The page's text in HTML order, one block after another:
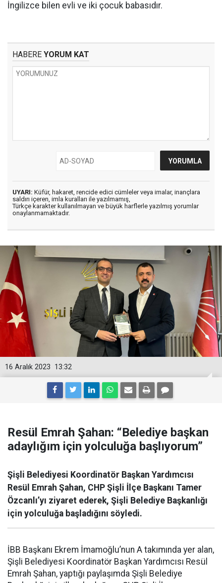
İngilizce bilen evli ve iki çocuk babasıdır.
HABERE YORUM KAT
UYARI: Küfür, hakaret, rencide edici cümleler veya imalar, inançlara
saldırı içeren, imla kuralları ile yazılmamış,
Türkçe karakter kullanılmayan ve büyük harflerle yazılmış yorumlar
onaylanmamaktadır.
13:32
16 Aralık 2023
Resül Emrah Şahan: “Belediye başkan
adaylığım için yolculuğa başlıyorum”
Şişli Belediyesi Koordinatör Başkan Yardımcısı
Resül Emrah Şahan, CHP Şişli İlçe Başkanı Tamer
Özcanlı’yı ziyaret ederek, Şişli Belediye Başkanlığı
için yolculuğa başladığını söyledi.
İBB Başkanı Ekrem İmamoğlu’nun A takımında yer alan,
Şişli Belediyesi Koordinatör Başkan Yardımcısı Resül
Emrah Şahan, yaptığı paylaşımda Şişli Belediye